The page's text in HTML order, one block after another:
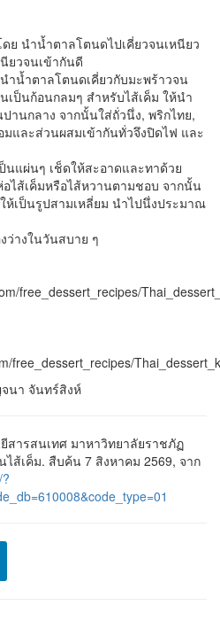
นำน้ำตาลโตนดไปเคี่ยวจนเหนียว
ยวจนเข้ากันดี
น้ำตาลโตนดเคี่ยวกับมะพร้าวจน
เป็นก้อนกลมๆ สำหรับไส้เค็ม ให้นำ
านกลาง จากนั้นใส่ถั่วนึ่ง, พริกไทย,
และส่วนผสมเข้ากันทั่วจึงปิดไฟ และ
ผ่นๆ เช็ดให้สะอาดและทาด้วย
ไส้เค็มหรือไส้หวานตามชอบ จากนั้น
ห้เป็นรูปสามเหลี่ยม นำไปนึ่งประมาณ
างในวันสบาย ๆ
free_dessert_recipes/
free_dessert_recipes/
นา จันทร์สิงห์
สารสนเทศ มาหาวิทยาลัยราชภัฏ
ไส้เค็ม. สืบค้น 7 สิงหาคม 2569, จาก